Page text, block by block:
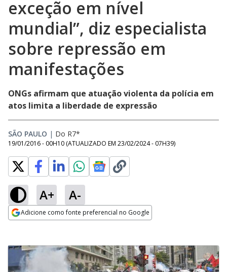
exceção em nível
mundial”, diz especialista
sobre repressão em
manifestações
ONGs afirmam que atuação violenta da polícia em
atos limita a liberdade de expressão
SÃO PAULO | Do R7*
19/01/2016 - 00H10 (ATUALIZADO EM 23/02/2024 - 07H39)
A+ A-
Adicione como fonte preferencial no Google